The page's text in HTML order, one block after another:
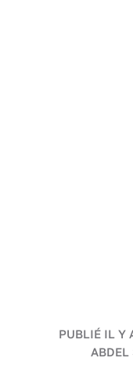
PUBLIÉ IL Y
ABDEL